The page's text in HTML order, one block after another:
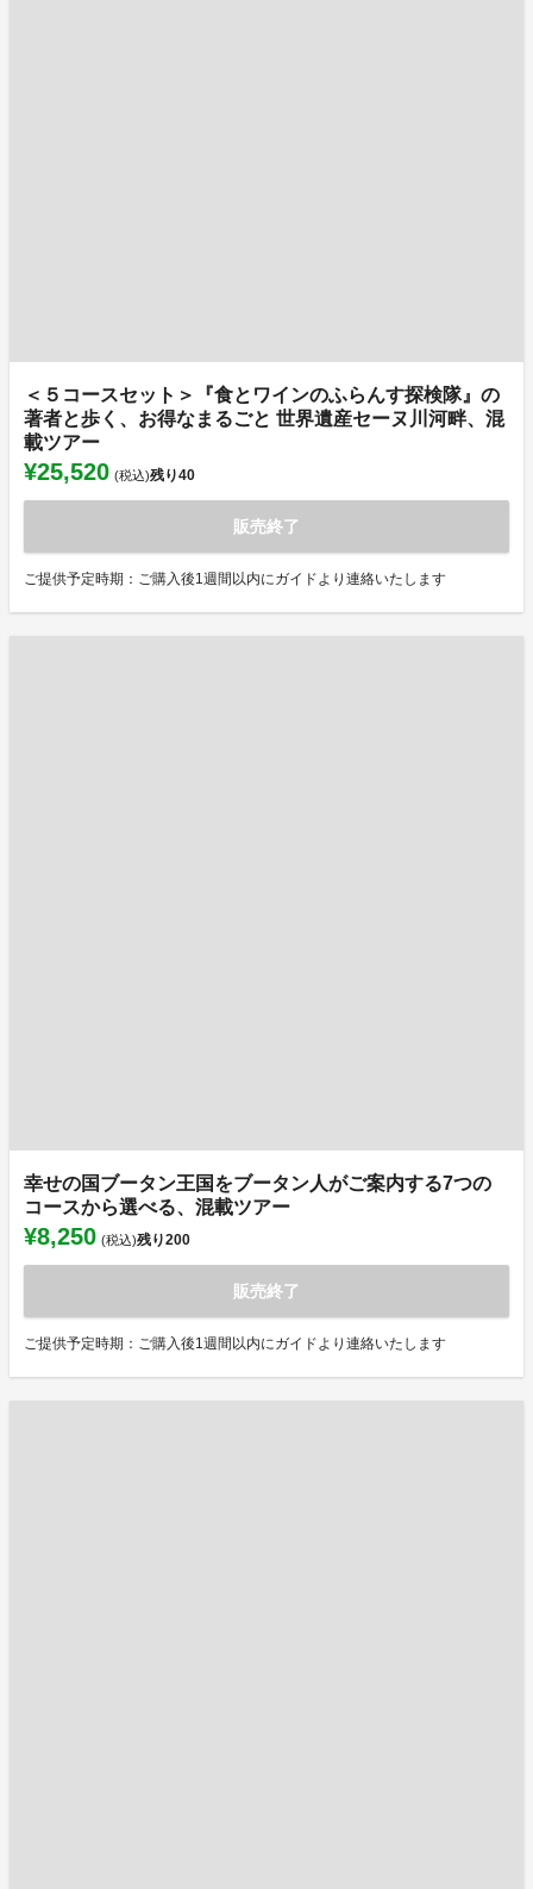
＜５コースセット＞『食とワインのふらんす探検隊』の
著者と歩く、お得なまるごと 世界遺産セーヌ川河畔、混
載ツアー
¥25,520 (税込)残り40
販売終了
ご提供予定時期：ご購入後1週間以内にガイドより連絡いたします
幸せの国ブータン王国をブータン人がご案内する7つの
コースから選べる、混載ツアー
¥8,250 (税込)残り200
販売終了
ご提供予定時期：ご購入後1週間以内にガイドより連絡いたします